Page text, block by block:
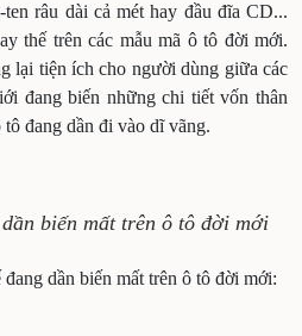
râu dài cả mét hay đầu đĩa CD...
thế trên các mẫu mã ô tô đời mới.
lại tiện ích cho người dùng giữa các
đang biến những chi tiết vốn thân
đang dần đi vào dĩ vãng.
biến mất trên ô tô đời mới
dần biến mất trên ô tô đời mới: